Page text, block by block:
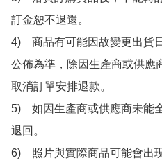
訂金恕不退還。
4)　商品有可能因故變更出貨
公佈為準，除因生產商或供應
取消訂單安排退款。
5)　如因生產商或供應商未能
退回。
6)　照片與實際商品可能會出